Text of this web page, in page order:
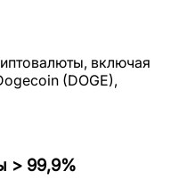
включая
(DOGE),
> 99,9%